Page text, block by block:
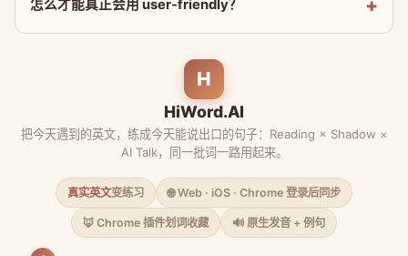
怎么才能真正会用 user-friendly？
H
HiWord.AI
把今天遇到的英文，练成今天能说出口的句子：Reading × Shadow ×
AI Talk，同一批词一路用起来。
真实英文变练习 🌐 Web · iOS · Chrome 登录后同步
🦊 Chrome 插件划词收藏 🔊 原生发音 + 例句